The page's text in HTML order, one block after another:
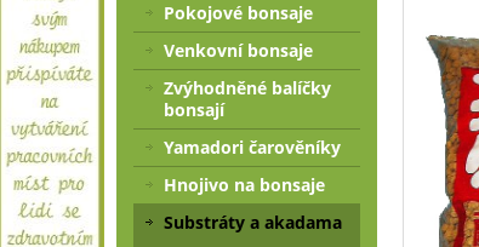
Pokojové bonsaje
Venkovní bonsaje
Zvýhodněné balíčky
bonsají
Yamadori čarověníky
Hnojivo na bonsaje
Substráty a akadama